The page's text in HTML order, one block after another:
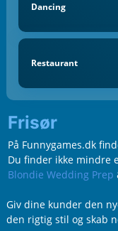
Dancing
Restaurant
Frisør
På Funnygames.dk
Du finder ikke mindre
Blondie Wedding Prep
Giv dine kunder den
den rigtig stil og skab